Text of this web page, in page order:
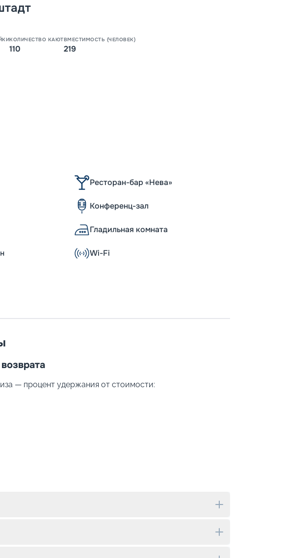
КОЛИЧЕСТВО КАЮТ
110
ВМЕСТИМОСТЬ (ЧЕЛОВЕК)
219
Ресторан-бар «Нева»
Конференц-зал
Гладильная комната
Wi-Fi
— процент удержания от стоимости: